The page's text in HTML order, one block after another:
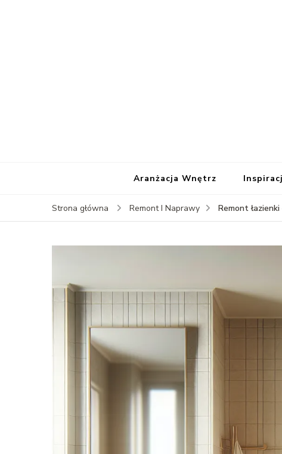
Aranżacja Wnętrz
Strona główna Remont I Naprawy Remont